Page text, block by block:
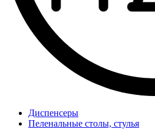
Диспенсеры
Пеленальные столы, стулья